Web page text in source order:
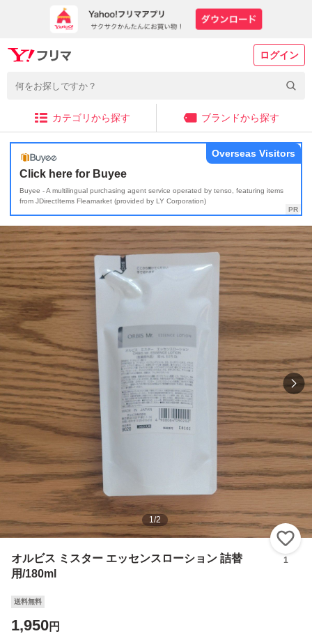
ログイン
カテゴリから探す ブランドから探す
Click here for Buyee
Buyee - A multilingual purchasing agent service operated by tenso, featuring items
from JDirectItems Fleamarket (provided by LY Corporation)
Overseas Visitors
1/2
オルビス ミスター エッセンスローション 詰替
用/180ml
1
送料無料
1,950円